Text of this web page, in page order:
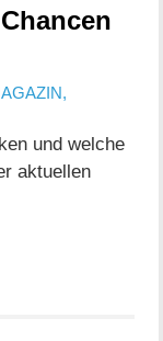
,
und welche
aktuellen